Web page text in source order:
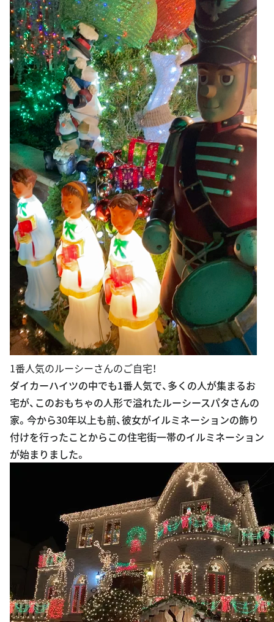
1番人気のルーシーさんのご自宅！
ダイカーハイツの中でも1番人気で、多くの人が集まるお
宅が、このおもちゃの人形で溢れたルーシースパタさんの
家。今から30年以上も前、彼女がイルミネーションの飾り
付けを行ったことからこの住宅街一帯のイルミネーション
が始まりました。